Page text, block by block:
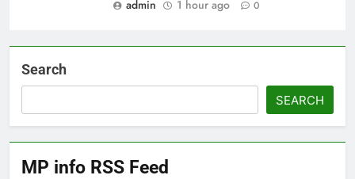
admin
1 hour ago 0
Search
SEARCH
MP info RSS Feed